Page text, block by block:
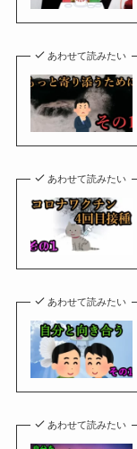
あわせて読みたい
あわせて読みたい
あわせて読みたい
あわせて読みたい